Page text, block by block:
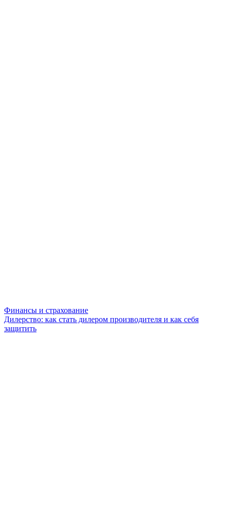
Финансы и страхование
Дилерство: как стать дилером производителя и как себя
защитить